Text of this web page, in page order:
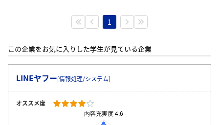
1
この企業をお気に入りした学生が見ている企業
LINEヤフー[情報処理/システム]
オススメ度